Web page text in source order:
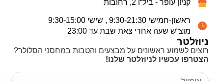
ניוזלטר
רוצים לשמוע ראשונים על מבצעים והטבות במחסני הסלולר?
הצטרפו עכשיו לניוזלטר שלנו!
קניון עופר - ביל“ו 2, רחובות
ראשון-חמישי 9:30-21:30 , שישי 9:30-15:00
מוצ“ש שעה אחרי צאת שבת עד 23:00